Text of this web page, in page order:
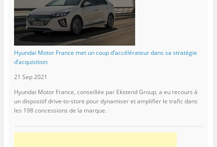
Hyundai Motor France met un coup d’accélérateur dans sa stratégie
d’acquisition
21 Sep 2021
Hyundai Motor France, conseillée par Ekstend Group, a eu recours à
un dispositif drive-to-store pour dynamiser et amplifier le trafic dans
les 198 concessions de la marque.